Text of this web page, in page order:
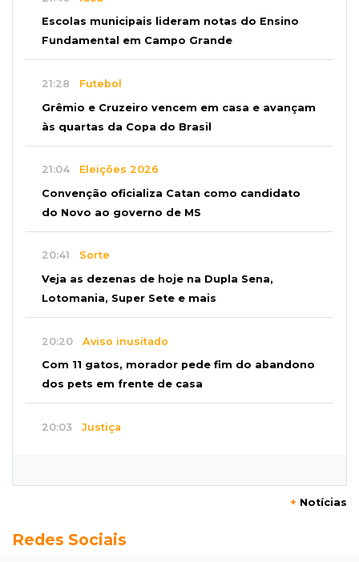
Escolas municipais lideram notas do Ensino
Fundamental em Campo Grande
21:28 Futebol
Grêmio e Cruzeiro vencem em casa e avançam
às quartas da Copa do Brasil
21:04 Eleições 2026
Convenção oficializa Catan como candidato
do Novo ao governo de MS
20:41 Sorte
Veja as dezenas de hoje na Dupla Sena,
Lotomania, Super Sete e mais
20:20 Aviso inusitado
Com 11 gatos, morador pede fim do abandono
dos pets em frente de casa
20:03 Justiça
Júri condena a 25 anos homem que atropelou
+ Notícias
Redes Sociais